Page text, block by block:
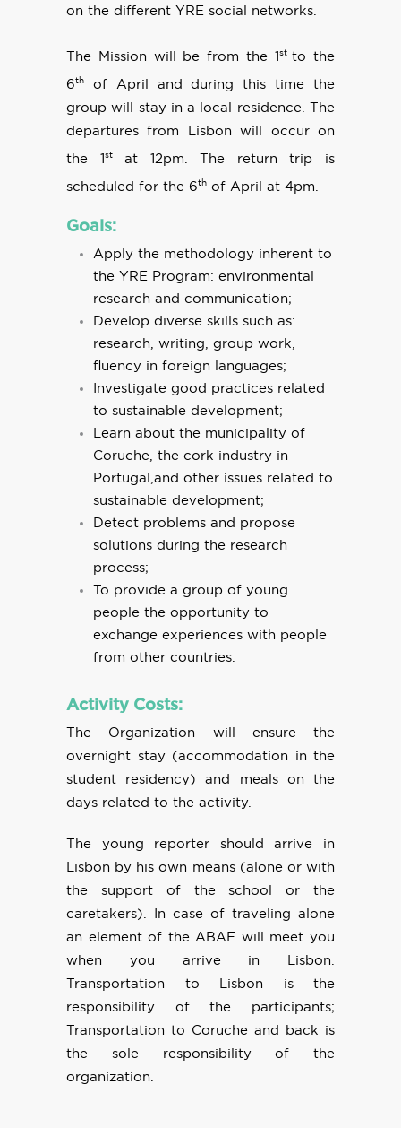
on the different YRE social networks.
The Mission will be from the 1 stto the
6th
of April and during this time the
group will stay in a local residence. The
departures from Lisbon will occur on
the 1 stat 12pm. The return trip is
scheduled for the 6th of April at 4pm.
Goals:
Apply the methodology inherent to
the YRE Program: environmental
research and communication;
Develop diverse skills such as:
research, writing, group work,
fluency in foreign languages;
Investigate good practices related
to sustainable development;
Learn about the municipality of
Coruche, the cork industry in
Portugal,and other issues related to
sustainable development;
Detect problems and propose
solutions during the research
process;
To provide a group of young
people the opportunity to
exchange experiences with people
from other countries.
Activity Costs:
The Organization will ensure the
overnight stay (accommodation in the
student residency) and meals on the
days related to the activity.
The young reporter should arrive in
Lisbon by his own means (alone or with
the support of the school or the
caretakers). In case of traveling alone
an element of the ABAE will meet you
when you arrive in Lisbon.
Transportation to Lisbon is the
responsibility of the participants;
Transportation to Coruche and back is
the sole responsibility of the
organization.